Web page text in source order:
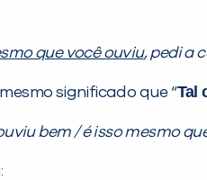
que você ouviu, pedi a
significado que “Tal
bem / é isso mesmo